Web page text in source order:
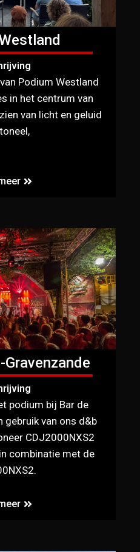
Podium Westland
in het centrum van
van licht en geluid
Gravenzande
podium bij Bar de
gebruik van ons d&b
CDJ2000NXS2
combinatie met de